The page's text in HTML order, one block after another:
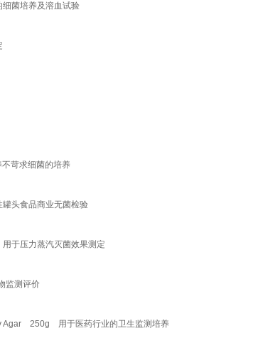
菌培养及溶血试验
苛求细菌的培养
头食品商业无菌检验
于压力蒸汽灭菌效果测定
监测评价
Agar 250g 用于医药行业的卫生监测培养